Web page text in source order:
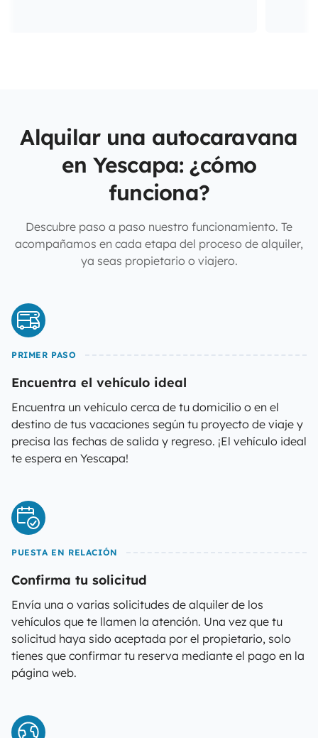
Alquilar una autocaravana
en Yescapa: ¿cómo
funciona?
Descubre paso a paso nuestro funcionamiento. Te
acompañamos en cada etapa del proceso de alquiler,
ya seas propietario o viajero.
PRIMER PASO
Encuentra el vehículo ideal
Encuentra un vehículo cerca de tu domicilio o en el
destino de tus vacaciones según tu proyecto de viaje y
precisa las fechas de salida y regreso. ¡El vehículo ideal
te espera en Yescapa!
PUESTA EN RELACIÓN
Confirma tu solicitud
Envía una o varias solicitudes de alquiler de los
vehículos que te llamen la atención. Una vez que tu
solicitud haya sido aceptada por el propietario, solo
tienes que confirmar tu reserva mediante el pago en la
página web.